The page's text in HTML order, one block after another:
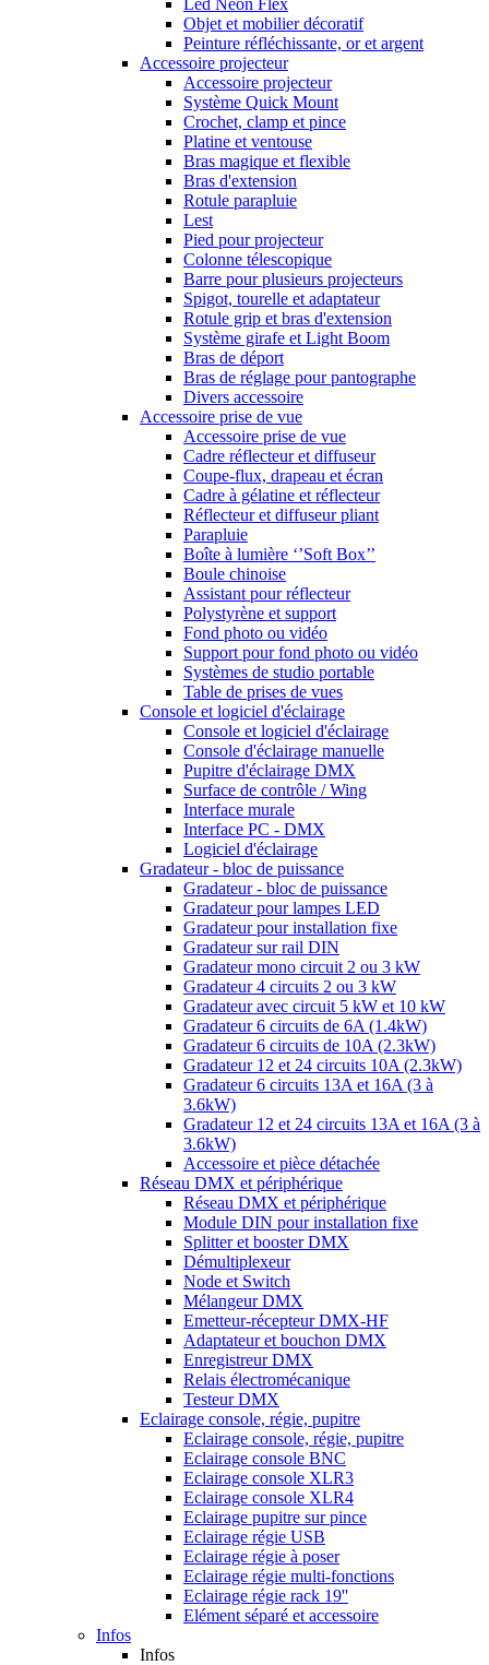
Led Neon Flex
Objet et mobilier décoratif
Peinture réfléchissante, or et argent
Accessoire projecteur
Accessoire projecteur
Système Quick Mount
Crochet, clamp et pince
Platine et ventouse
Bras magique et flexible
Bras d'extension
Rotule parapluie
Lest
Pied pour projecteur
Colonne télescopique
Barre pour plusieurs projecteurs
Spigot, tourelle et adaptateur
Rotule grip et bras d'extension
Système girafe et Light Boom
Bras de déport
Bras de réglage pour pantographe
Divers accessoire
Accessoire prise de vue
Accessoire prise de vue
Cadre réflecteur et diffuseur
Coupe-flux, drapeau et écran
Cadre à gélatine et réflecteur
Réflecteur et diffuseur pliant
Parapluie
Boîte à lumière ‘’Soft Box’’
Boule chinoise
Assistant pour réflecteur
Polystyrène et support
Fond photo ou vidéo
Support pour fond photo ou vidéo
Systèmes de studio portable
Table de prises de vues
Console et logiciel d'éclairage
Console et logiciel d'éclairage
Console d'éclairage manuelle
Pupitre d'éclairage DMX
Surface de contrôle / Wing
Interface murale
Interface PC - DMX
Logiciel d'éclairage
Gradateur - bloc de puissance
Gradateur - bloc de puissance
Gradateur pour lampes LED
Gradateur pour installation fixe
Gradateur sur rail DIN
Gradateur mono circuit 2 ou 3 kW
Gradateur 4 circuits 2 ou 3 kW
Gradateur avec circuit 5 kW et 10 kW
Gradateur 6 circuits de 6A (1.4kW)
Gradateur 6 circuits de 10A (2.3kW)
Gradateur 12 et 24 circuits 10A (2.3kW)
Gradateur 6 circuits 13A et 16A (3 à
3.6kW)
Gradateur 12 et 24 circuits 13A et 16A (3 à
3.6kW)
Accessoire et pièce détachée
Réseau DMX et périphérique
Réseau DMX et périphérique
Module DIN pour installation fixe
Splitter et booster DMX
Démultiplexeur
Node et Switch
Mélangeur DMX
Emetteur-récepteur DMX-HF
Adaptateur et bouchon DMX
Enregistreur DMX
Relais électromécanique
Testeur DMX
Eclairage console, régie, pupitre
Eclairage console, régie, pupitre
Eclairage console BNC
Eclairage console XLR3
Eclairage console XLR4
Eclairage pupitre sur pince
Eclairage régie USB
Eclairage régie à poser
Eclairage régie multi-fonctions
Eclairage régie rack 19''
Elément séparé et accessoire
Infos
Infos